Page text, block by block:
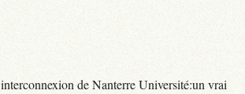
de Nanterre Université:un vrai